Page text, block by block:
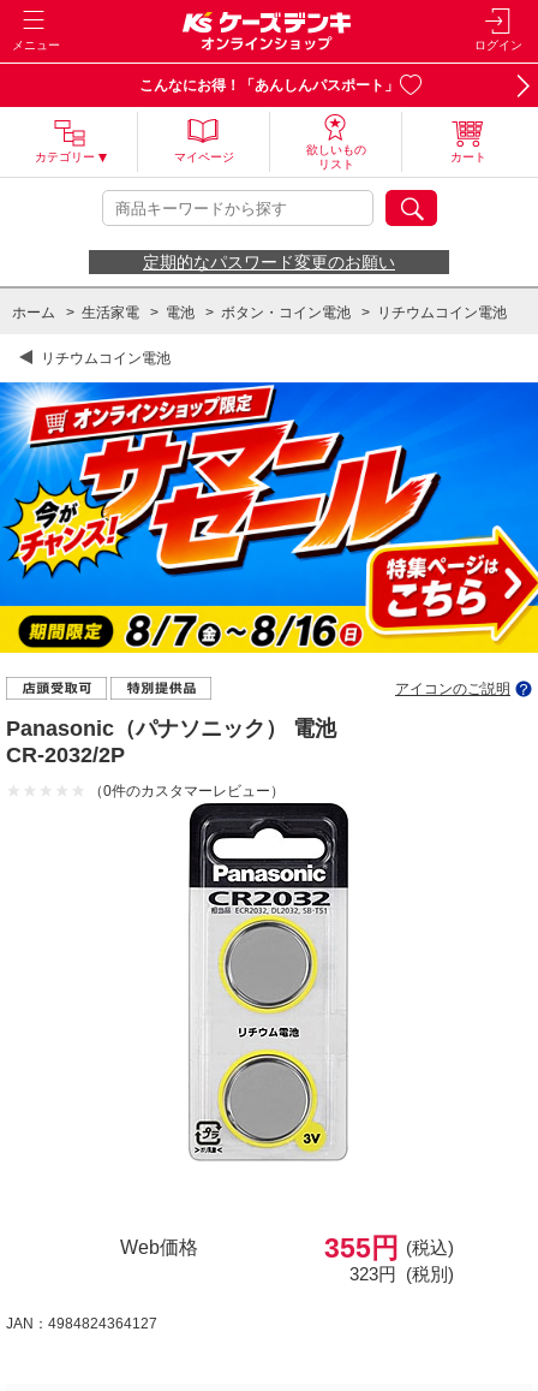
メニュー ログイン
こんなにお得！「あんしんパスポート」
カテゴリー マイページ
欲しいもの
リスト
カート
定期的なパスワード変更のお願い
ホーム > 生活家電 > 電池 > ボタン・コイン電池 > リチウムコイン電池
リチウムコイン電池
アイコンのご説明
Panasonic（パナソニック） 電池
CR-2032/2P
（0件のカスタマーレビュー）
Web価格 355円
(税込)
323円 (税別)
JAN：4984824364127